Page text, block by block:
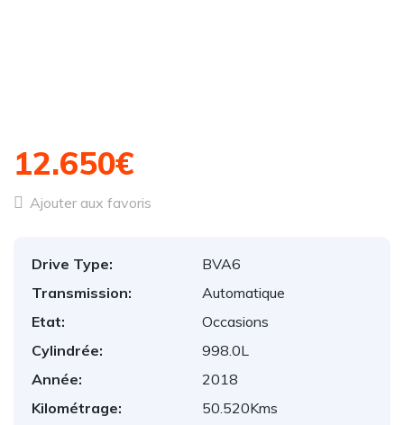
12.650€
Ajouter aux favoris
Drive Type:
BVA6
Transmission:
Automatique
Etat:
Occasions
Cylindrée:
998.0L
Année:
2018
Kilométrage:
50.520Kms